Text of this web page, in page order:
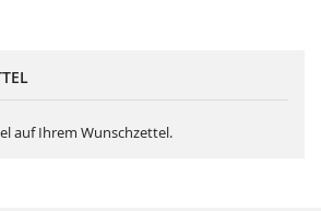
auf Ihrem Wunschzettel.